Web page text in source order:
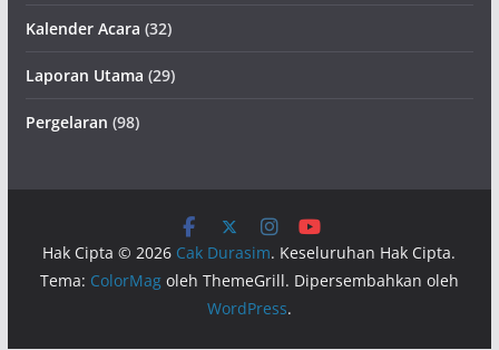
Kalender Acara (32)
Laporan Utama (29)
Pergelaran (98)
Hak Cipta © 2026 Cak Durasim. Keseluruhan Hak Cipta.
Tema: ColorMagoleh ThemeGrill. Dipersembahkan oleh
WordPress.